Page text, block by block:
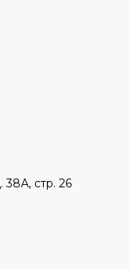
38А, стр. 26